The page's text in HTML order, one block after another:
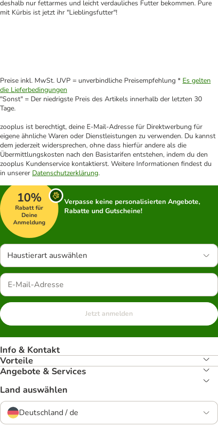
deshalb nur fettarmes und leicht verdauliches Futter bekommen. Pure
mit Kürbis ist jetzt ihr "Lieblingsfutter"!
Preise inkl. MwSt. UVP = unverbindliche Preisempfehlung * Es gelten
die Lieferbedingungen
"Sonst" = Der niedrigste Preis des Artikels innerhalb der letzten 30
Tage.
zooplus ist berechtigt, deine E-Mail-Adresse für Direktwerbung für
eigene ähnliche Waren oder Dienstleistungen zu verwenden. Du kannst
dem jederzeit widersprechen, ohne dass hierfür andere als die
Übermittlungskosten nach den Basistarifen entstehen, indem du den
zooplus Kundenservice kontaktierst. Weitere Informationen findest du
in unserer Datenschutzerklärung.
10%
Rabatt für
Deine
Anmeldung
Verpasse keine personalisierten Angebote,
Rabatte und Gutscheine!
Haustierart auswählen
Jetzt anmelden
Info & Kontakt
Vorteile
Angebote & Services
Land auswählen
Deutschland / de